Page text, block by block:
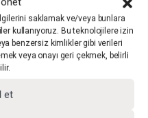
saklamak ve/veya bunlara
kullanıyoruz. Bu teknolojilere izin
benzersiz kimlikler gibi verileri
veya onayı geri çekmek, belirli
et
sahne numarası, çekim
olarak güncelleme
set koşullarında pratik